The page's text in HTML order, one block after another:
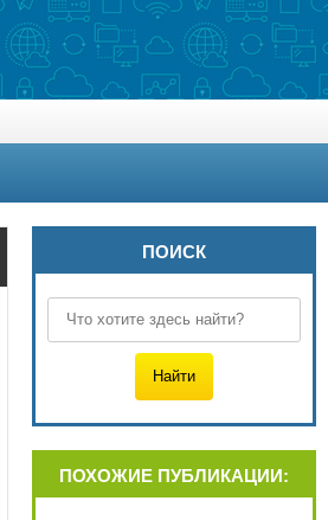
ПОИСК
ПОХОЖИЕ ПУБЛИКАЦИИ: